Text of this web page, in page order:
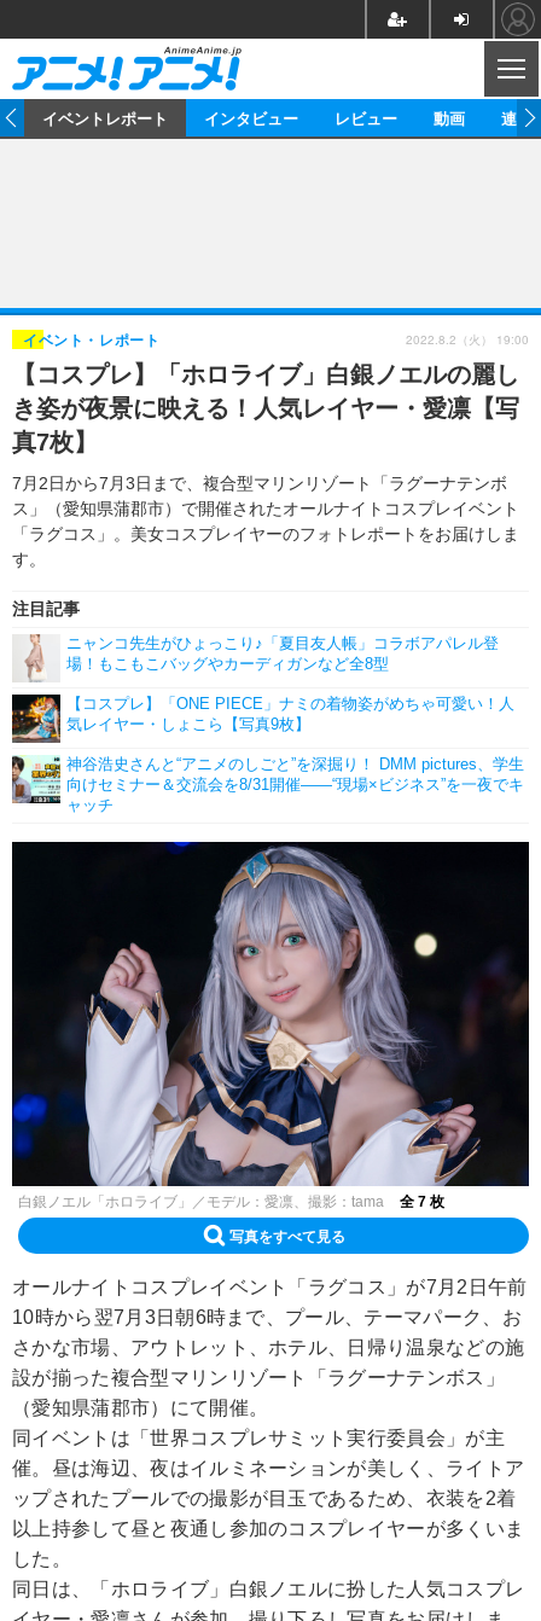
ゲーム グッズ
イベント
海外イベント ビジネス
俳優・タレント アーティスト
ビジネス
アニメ 実写
書評 イベント
ゲーム 座談会
動画
アニメ！アニメ！TV ABEMA Cafe
連載・コラム
イベントレポート インタビュー レビュー 動画 連載
【コスプレ】「ホロライブ」白銀ノエルの麗し
き姿が夜景に映える！人気レイヤー・愛凛【写
真7枚】
7月2日から7月3日まで、複合型マリンリゾート「ラグーナテンボ
ス」（愛知県蒲郡市）で開催されたオールナイトコスプレイベント
「ラグコス」。美女コスプレイヤーのフォトレポートをお届けしま
す。
イベント・レポート
注目記事
ニャンコ先生がひょっこり♪「夏目友人帳」コラボアパレル登
場！もこもこバッグやカーディガンなど全8型
【コスプレ】「ONE PIECE」ナミの着物姿がめちゃ可愛い！人
気レイヤー・しょこら【写真9枚】
神谷浩史さんと“アニメのしごと”を深掘り！ DMM pictures、学生
向けセミナー＆交流会を8/31開催――“現場×ビジネス”を一夜でキ
ャッチ
2022.8.2（火） 19:00
白銀ノエル「ホロライブ」／モデル：愛凛、撮影：tama 全 7 枚
写真をすべて見る
オールナイトコスプレイベント「ラグコス」が7月2日午前
10時から翌7月3日朝6時まで、プール、テーマパーク、お
さかな市場、アウトレット、ホテル、日帰り温泉などの施
設が揃った複合型マリンリゾート「ラグーナテンボス」
（愛知県蒲郡市）にて開催。
同イベントは「世界コスプレサミット実行委員会」が主
催。昼は海辺、夜はイルミネーションが美しく、ライトア
ップされたプールでの撮影が目玉であるため、衣装を2着
以上持参して昼と夜通し参加のコスプレイヤーが多くいま
した。
同日は、「ホロライブ」白銀ノエルに扮した人気コスプレ